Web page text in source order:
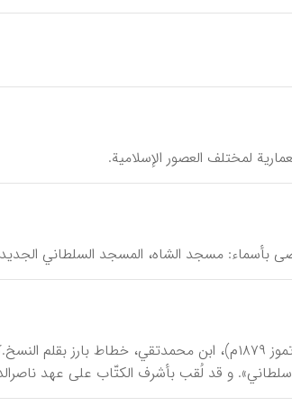
لمختلف العصور الإسلامية.
بأسماء: مسجد الشاه، المسجد السلطاني
أَشْرَفُ الْكُتّاب، زين‌العابديـن الأصفهانـي (تـ ۹ شعبان ۱۲۹۶ه‍ / ۲۹ تموز ۱۸۷۹م)، ابن
و قد لُقب بأشرف الكتّاب على عهد